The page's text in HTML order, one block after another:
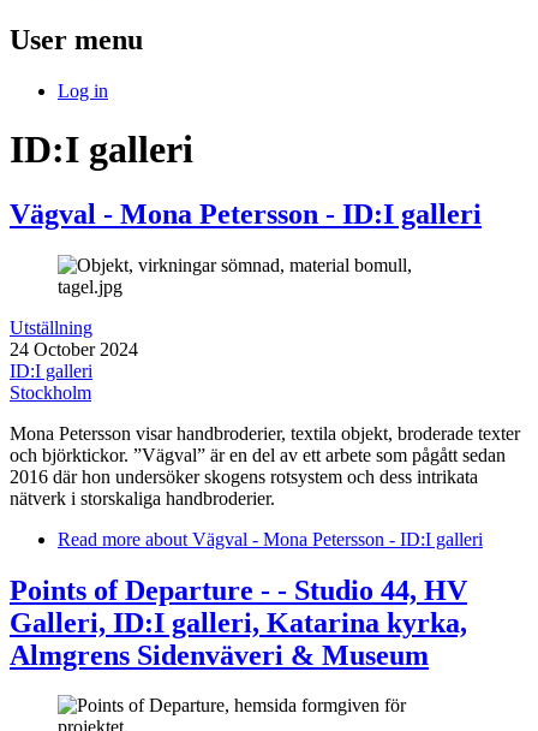
User menu
Log in
ID:I galleri
Vägval - Mona Petersson - ID:I galleri
Utställning
24 October 2024
ID:I galleri
Stockholm
Mona Petersson visar handbroderier, textila objekt, broderade texter
och björktickor. ”Vägval” är en del av ett arbete som pågått sedan
2016 där hon undersöker skogens rotsystem och dess intrikata
nätverk i storskaliga handbroderier.
Read more about Vägval - Mona Petersson - ID:I galleri
Points of Departure - - Studio 44, HV
Galleri, ID:I galleri, Katarina kyrka,
Almgrens Sidenväveri & Museum